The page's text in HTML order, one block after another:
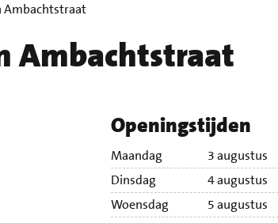
Ambachtstraat
Ambachtstraat
Openingstijden
Maandag 3 augustus
Dinsdag
4 augustus
Woensdag
5 augustus